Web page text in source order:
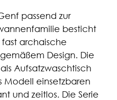
passend zur
besticht
archaische
Design. Die
Aufsatzwaschtisch
einsetzbaren
und zeitlos. Die Serie